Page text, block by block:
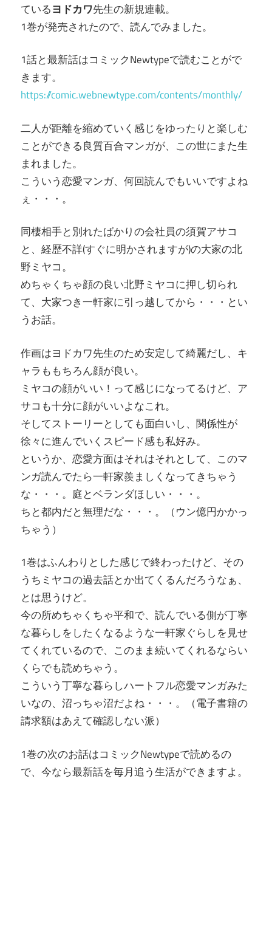
ているヨドカワ先生の新規連載。
1巻が発売されたので、読んでみました。
1話と最新話はコミックNewtypeで読むことがで
きます。
https://comic.webnewtype.com/contents/monthly/
二人が距離を縮めていく感じをゆったりと楽しむ
ことができる良質百合マンガが、この世にまた生
まれました。
こういう恋愛マンガ、何回読んでもいいですよね
ぇ・・・。
同棲相手と別れたばかりの会社員の須賀アサコ
と、経歴不詳(すぐに明かされますが)の大家の北
野ミヤコ。
めちゃくちゃ顔の良い北野ミヤコに押し切られ
て、大家つき一軒家に引っ越してから・・・とい
うお話。
作画はヨドカワ先生のため安定して綺麗だし、キ
ャラももちろん顔が良い。
ミヤコの顔がいい！って感じになってるけど、ア
サコも十分に顔がいいよなこれ。
そしてストーリーとしても面白いし、関係性が
徐々に進んでいくスピード感も私好み。
というか、恋愛方面はそれはそれとして、このマ
ンガ読んでたら一軒家羨ましくなってきちゃう
な・・・。庭とベランダほしい・・・。
ちと都内だと無理だな・・・。（ウン億円かかっ
ちゃう）
1巻はふんわりとした感じで終わったけど、その
うちミヤコの過去話とか出てくるんだろうなぁ、
とは思うけど。
今の所めちゃくちゃ平和で、読んでいる側が丁寧
な暮らしをしたくなるような一軒家ぐらしを見せ
てくれているので、このまま続いてくれるならい
くらでも読めちゃう。
こういう丁寧な暮らしハートフル恋愛マンガみた
いなの、沼っちゃ沼だよね・・・。（電子書籍の
請求額はあえて確認しない派）
1巻の次のお話はコミックNewtypeで読めるの
で、今なら最新話を毎月追う生活ができますよ。